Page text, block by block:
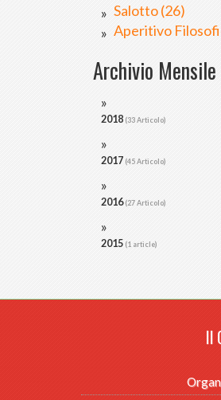
Salotto (26)
Aperitivo
Archivio Mensile
2018 (33 Articolo)
2017 (45 Articolo)
2016(27 Articolo)
2015 (1 article)
Il